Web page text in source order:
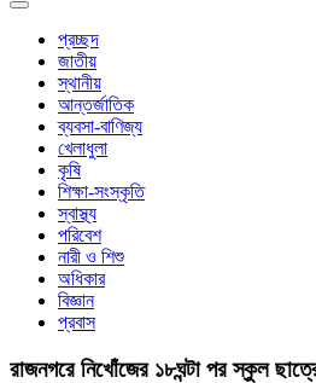
Toggle
navigation
প্রচ্ছদ
জাতীয়
স্থানীয়
আন্তর্জাতিক
ব্যবসা-বাণিজ্য
খেলাধুলা
কৃষি
শিক্ষা-সংস্কৃতি
স্বাস্থ্য
পরিবেশ
নারী ও শিশু
অধিকার
বিজ্ঞান
প্রবাস
রাজনগরে নিখোঁজের ১৮ঘন্টা পর স্কুল